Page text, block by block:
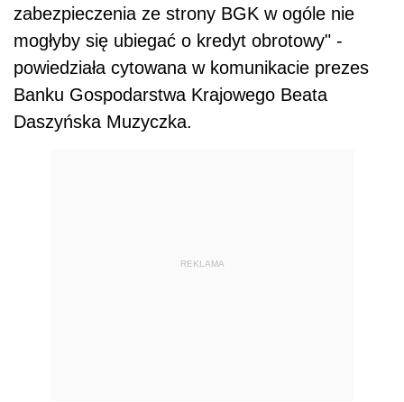
zabezpieczenia ze strony BGK w ogóle nie
mogłyby się ubiegać o kredyt obrotowy" -
powiedziała cytowana w komunikacie prezes
Banku Gospodarstwa Krajowego Beata
Daszyńska Muzyczka.
REKLAMA